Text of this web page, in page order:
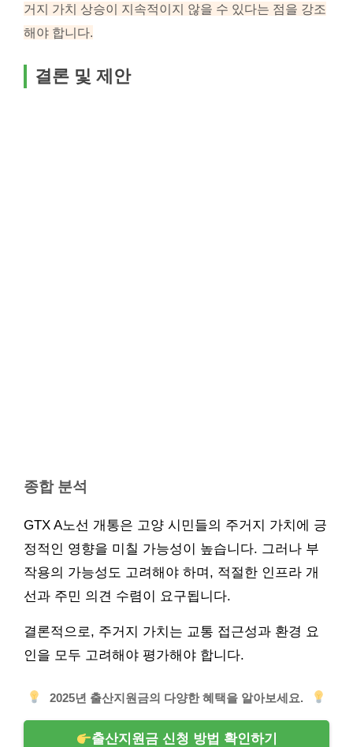
거지 가치 상승이 지속적이지 않을 수 있다는 점을 강조
해야 합니다.
결론 및 제안
종합 분석
GTX A노선 개통은 고양 시민들의 주거지 가치에 긍
정적인 영향을 미칠 가능성이 높습니다. 그러나 부
작용의 가능성도 고려해야 하며, 적절한 인프라 개
선과 주민 의견 수렴이 요구됩니다.
결론적으로, 주거지 가치는 교통 접근성과 환경 요
인을 모두 고려해야 평가해야 합니다.
2025년 출산지원금의 다양한 혜택을 알아보세요.
출산지원금 신청 방법 확인하기